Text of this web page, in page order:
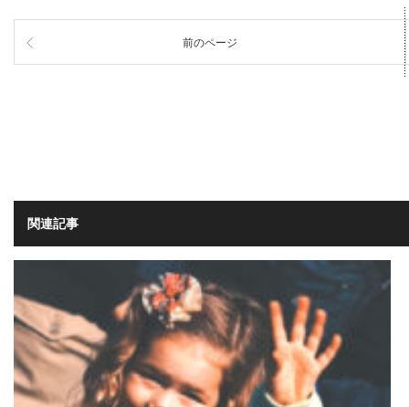
前のページ
関連記事